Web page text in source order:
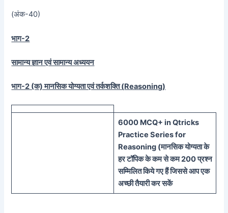
(अंक-40)
भाग-2
सामान्य ज्ञान एवं सामान्य अध्ययन
भाग-2 (क) मानसिक योग्यता एवं तर्कशक्ति (Reasoning)
6000 MCQ+ inQtricks
Practice Seriesfor
Reasoning (मानसिकयोग्यता के
हर टॉपिक के कम से कम 200 प्रश्न
सम्मिलित किये गए हैं जिससे आप एक
अच्छी तैयारी कर सकें